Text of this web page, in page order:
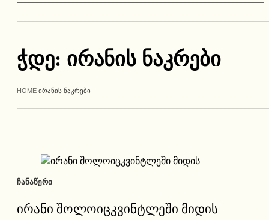
ჭდე: ირანის ნაკრები
HOME ᲘᲠᲐᲜᲘᲡ ᲜᲐᲙᲠᲔᲑᲘ
ᲩᲐᲜᲐᲬᲔᲠᲘ
ირანი შოლოიცკვინტლეში მიდის